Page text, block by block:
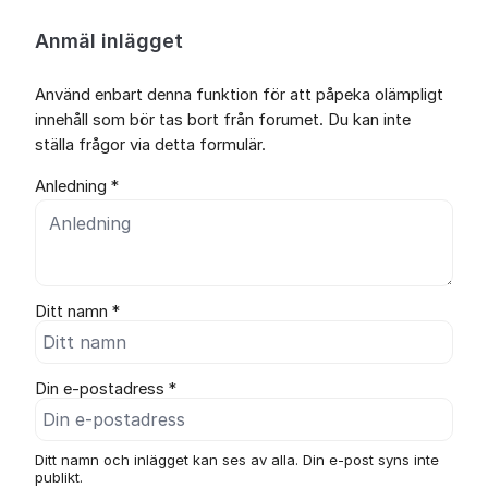
Anmäl inlägget
Använd enbart denna funktion för att påpeka olämpligt
innehåll som bör tas bort från forumet. Du kan inte
ställa frågor via detta formulär.
Anledning *
Ditt namn *
Din e-postadress *
Ditt namn och inlägget kan ses av alla. Din e-post syns inte
publikt.